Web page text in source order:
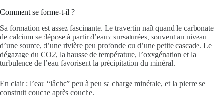
Comment se forme-t-il ?
Sa formation est assez fascinante. Le travertin naît quand le carbonate
de calcium se dépose à partir d’eaux sursaturées, souvent au niveau
d’une source, d’une rivière peu profonde ou d’une petite cascade. Le
dégazage du CO2, la hausse de température, l’oxygénation et la
turbulence de l’eau favorisent la précipitation du minéral.
En clair : l’eau “lâche” peu à peu sa charge minérale, et la pierre se
construit couche après couche.